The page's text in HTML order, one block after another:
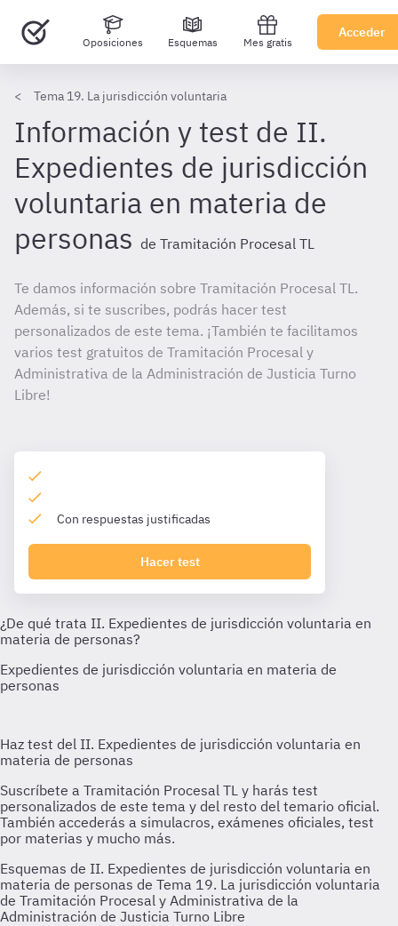
Oposiciones Esquemas Mes gratis
Acceder
Tema 19. La jurisdicción voluntaria
Información y test de II.
Expedientes de jurisdicción
voluntaria en materia de
personas de Tramitación Procesal TL
Te damos información sobre Tramitación Procesal TL.
Además, si te suscribes, podrás hacer test
personalizados de este tema. ¡También te facilitamos
varios test gratuitos de Tramitación Procesal y
Administrativa de la Administración de Justicia Turno
Libre!
Con respuestas justificadas
Hacer test
Esquemas de II. Expedientes de jurisdicción voluntaria en
materia de personas de Tema 19. La jurisdicción voluntaria
de Tramitación Procesal y Administrativa de la
Administración de Justicia Turno Libre